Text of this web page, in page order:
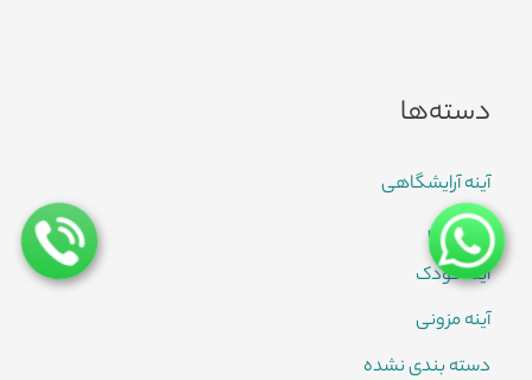
دسته‌ها
آینه آرایشگاهی
آینه قدی
آینه کودک
آینه مزونی
دسته بندی نشده